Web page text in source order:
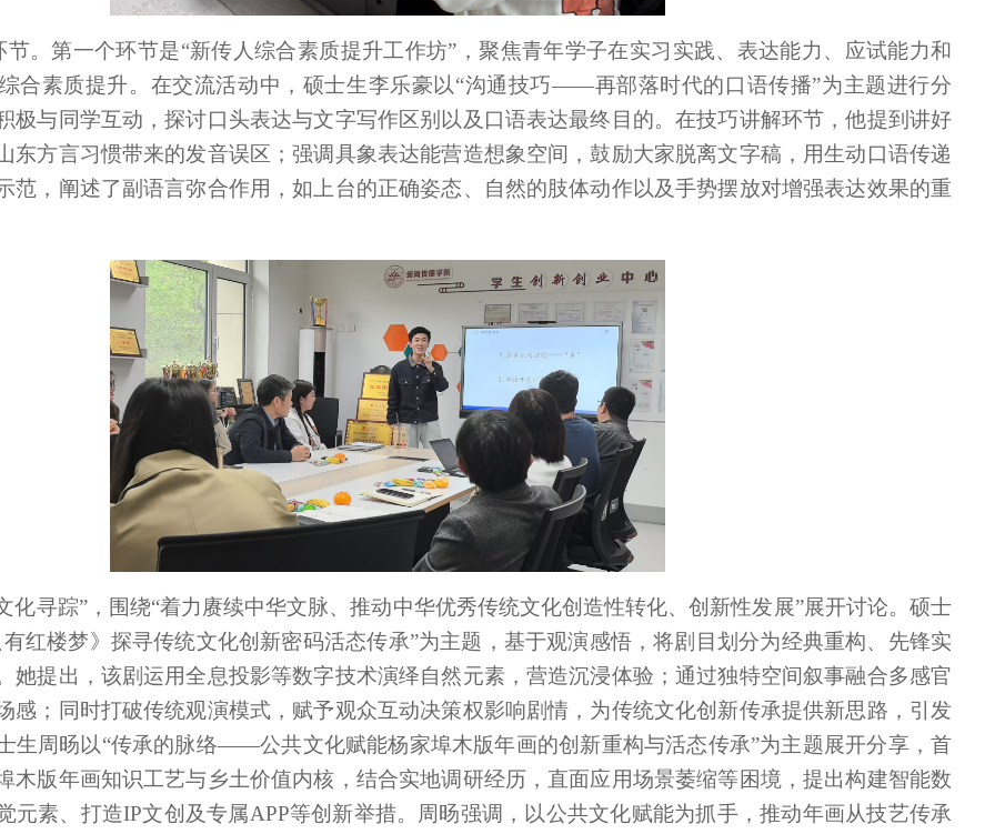
节。第一个环节是“新传人综合素质提升工作坊”，聚焦青年学子在实习实践、表达能力、应试能力和
合素质提升。在交流活动中，硕士生李乐豪以“沟通技巧——再部落时代的口语传播”为主题进行分
极与同学互动，探讨口头表达与文字写作区别以及口语表达最终目的。在技巧讲解环节，他提到讲好
东方言习惯带来的发音误区；强调具象表达能营造想象空间，鼓励大家脱离文字稿，用生动口语传递
范，阐述了副语言弥合作用，如上台的正确姿态、自然的肢体动作以及手势摆放对增强表达效果的重
化寻踪”，围绕“着力赓续中华文脉、推动中华优秀传统文化创造性转化、创新性发展”展开讨论。硕士
红楼梦》探寻传统文化创新密码活态传承”为主题，基于观演感悟，将剧目划分为经典重构、先锋实
她提出，该剧运用全息投影等数字技术演绎自然元素，营造沉浸体验；通过独特空间叙事融合多感官
感；同时打破传统观演模式，赋予观众互动决策权影响剧情，为传统文化创新传承提供新思路，引发
生周旸以“传承的脉络——公共文化赋能杨家埠木版年画的创新重构与活态传承”为主题展开分享，首
木版年画知识工艺与乡土价值内核，结合实地调研经历，直面应用场景萎缩等困境，提出构建智能数
元素、打造IP文创及专属APP等创新举措。周旸强调，以公共文化赋能为抓手，推动年画从技艺传承